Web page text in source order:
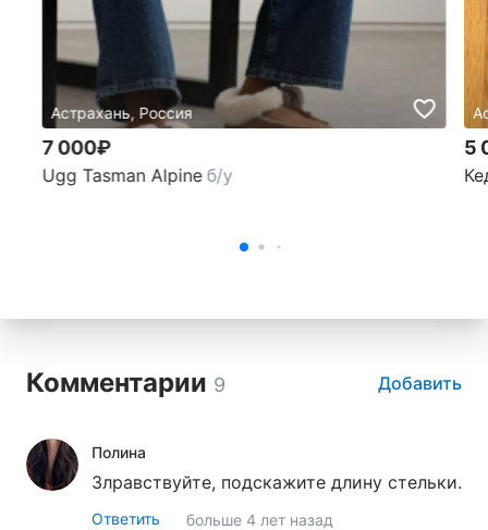
Астрахань, Россия
7 000₽
Ugg Tasman Alpine б/у
5
Комментарии 9 Добавить
Полина
Злравствуйте, подскажите длину стельки.
Ответить больше 4 лет назад